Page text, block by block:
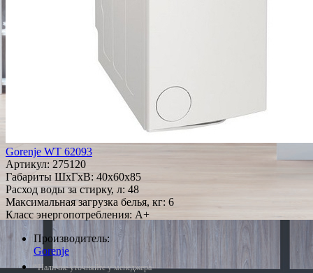
Gorenje WT 62093
Артикул: 275120
Габариты ШxГxВ: 40x60x85
Расход воды за стирку, л: 48
Максимальная загрузка белья, кг: 6
Класс энергопотребления: A+
Производитель:
Gorenje
*Наличие уточняйте у менеджера